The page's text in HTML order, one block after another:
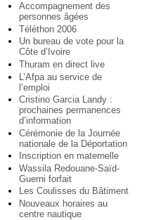
Accompagnement des
personnes âgées
Téléthon 2006
Un bureau de vote pour la
Côte d’Ivoire
Thuram en direct live
L’Afpa au service de
l’emploi
Cristino Garcia Landy :
prochaines permanences
d’information
Cérémonie de la Journée
nationale de la Déportation
Inscription en maternelle
Wassila Redouane-Saïd-
Guerni forfait
Les Coulisses du Bâtiment
Nouveaux horaires au
centre nautique